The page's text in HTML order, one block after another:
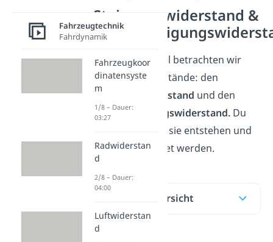
Steigungswiderstand &
In diesem Artikel betrachten wir
zwei Fahrwiderstände: den
Steigungswiderstand und den
Beschleunigungswiderstand.Du
lernst, wodurch sie entstehen und
wie sie berechnet werden.
Inhaltsübersicht
Fahrzeugtechnik
Fahrdynamik
Fahrzeugkoor
dinatensyste
m
1/8 – Dauer:
03:27
Radwiderstan
d
2/8 – Dauer:
04:00
Luftwiderstan
d